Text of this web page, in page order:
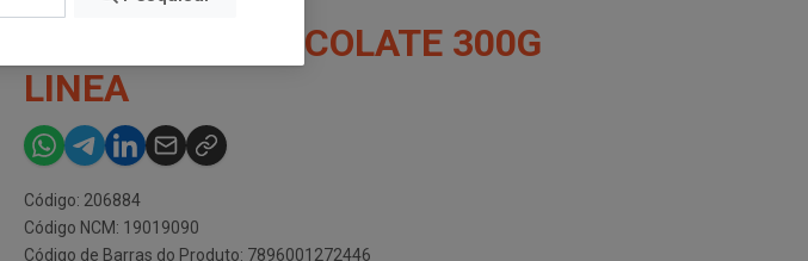
MIST BOLO CHOCOLATE 300G
LINEA
Código: 206884
Código NCM: 19019090
Código de Barras do Produto: 7896001272446